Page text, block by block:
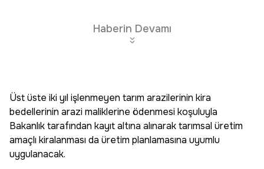
Haberin Devamı
Üst üste iki yıl işlenmeyen tarım arazilerinin kira
bedellerinin arazi maliklerine ödenmesi koşuluyla
Bakanlık tarafından kayıt altına alınarak tarımsal üretim
amaçlı kiralanması da üretim planlamasına uyumlu
uygulanacak.